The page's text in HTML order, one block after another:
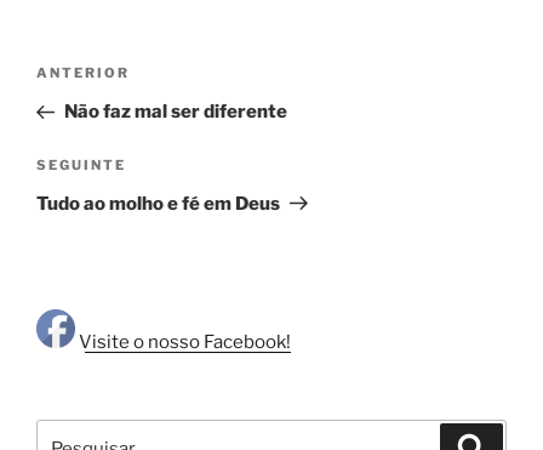
Navegação
artigos
Conteúdo
anterior
ANTERIOR
Não faz mal ser diferente
Conteúdo
seguinte
SEGUINTE
Tudo ao molho e fé em Deus
Visite o nosso Facebook!